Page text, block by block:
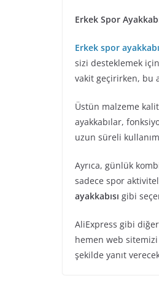
Erkek Spor
Erkek spor ayakkabı
sizi desteklemek
vakit geçirirken, bu
Üstün malzeme
ayakkabılar,
uzun süreli
Ayrıca, günlük
sadece spor
ayakkabısı gibi
AliExpress gibi
hemen web
şekilde yanıt